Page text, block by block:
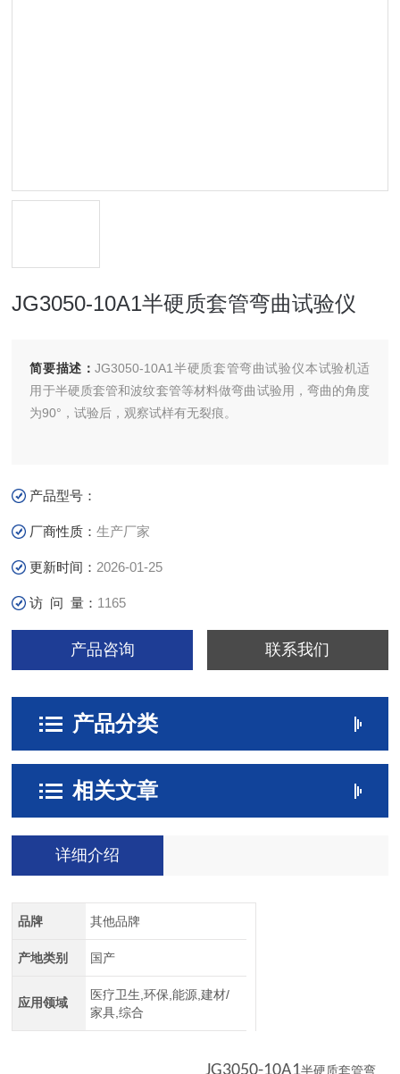
JG3050-10A1半硬质套管弯曲试验仪
简要描述：JG3050-10A1半硬质套管弯曲试验仪​本试验机适
用于半硬质套管和波纹套管等材料做弯曲试验用，弯曲的角度
为90°，试验后，观察试样有无裂痕。
产品型号：
厂商性质：生产厂家
更新时间： 2026-01-25
访 问 量： 1165
产品咨询 联系我们
产品分类
相关文章
详细介绍
品牌 其他品牌
产地类别 国产
应用领域
医疗卫生,环保,能源,建材/
家具,综合
JG3050-10A1半硬质套管弯